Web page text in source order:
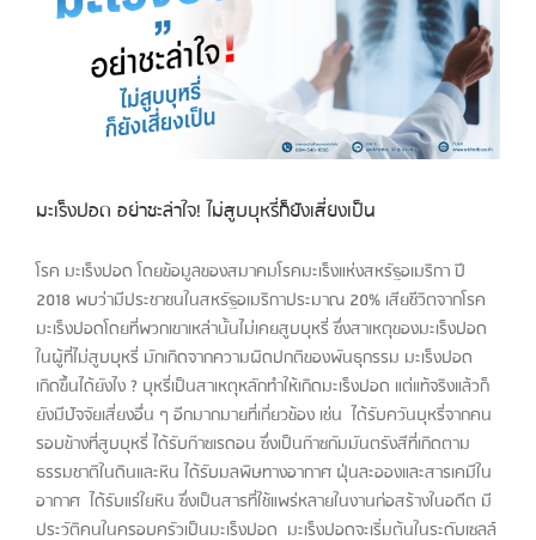
มะเร็งปอด อย่าชะล่าใจ! ไม่สูบบุหรี่ก็ยังเสี่ยงเป็น
โรค มะเร็งปอด โดยข้อมูลของสมาคมโรคมะเร็งแห่งสหรัฐอเมริกา ปี
2018 พบว่ามีประชาชนในสหรัฐอเมริกาประมาณ 20% เสียชีวิตจากโรค
มะเร็งปอดโดยที่พวกเขาเหล่านั้นไม่เคยสูบบุหรี่ ซึ่งสาเหตุของมะเร็งปอด
ในผู้ที่ไม่สูบบุหรี่ มักเกิดจากความผิดปกติของพันธุกรรม มะเร็งปอด
เกิดขึ้นได้ยังไง ? บุหรี่เป็นสาเหตุหลักทำให้เกิดมะเร็งปอด แต่แท้จริงแล้วก็
ยังมีปัจจัยเสี่ยงอื่น ๆ อีกมากมายที่เกี่ยวข้อง เช่น ได้รับควันบุหรี่จากคน
รอบข้างที่สูบบุหรี่ ได้รับก๊าซเรดอน ซึ่งเป็นก๊าซกัมมันตรังสีที่เกิดตาม
ธรรมชาติในดินและหิน ได้รับมลพิษทางอากาศ ฝุ่นละอองและสารเคมีใน
อากาศ ได้รับแร่ใยหิน ซึ่งเป็นสารที่ใช้แพร่หลายในงานก่อสร้างในอดีต มี
ประวัติคนในครอบครัวเป็นมะเร็งปอด มะเร็งปอดจะเริ่มต้นในระดับเซลล์